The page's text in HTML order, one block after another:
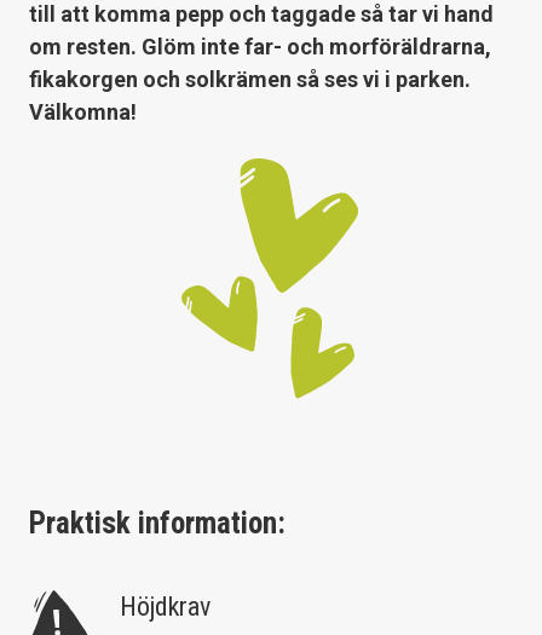
till att komma pepp och taggade så tar vi hand
om resten. Glöm inte far- och morföräldrarna,
fikakorgen och solkrämen så ses vi i parken.
Välkomna!
Praktisk information:
Höjdkrav